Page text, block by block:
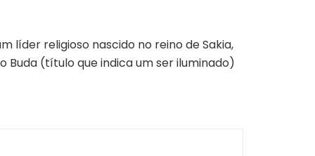
líder religioso nascido no reino de Sakia,
(título que indica um ser iluminado)